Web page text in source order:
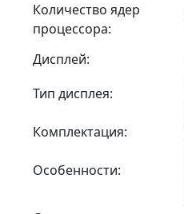
Количество ядер
процессора:
Дисплей:
Тип дисплея:
Комплектация:
Особенности: